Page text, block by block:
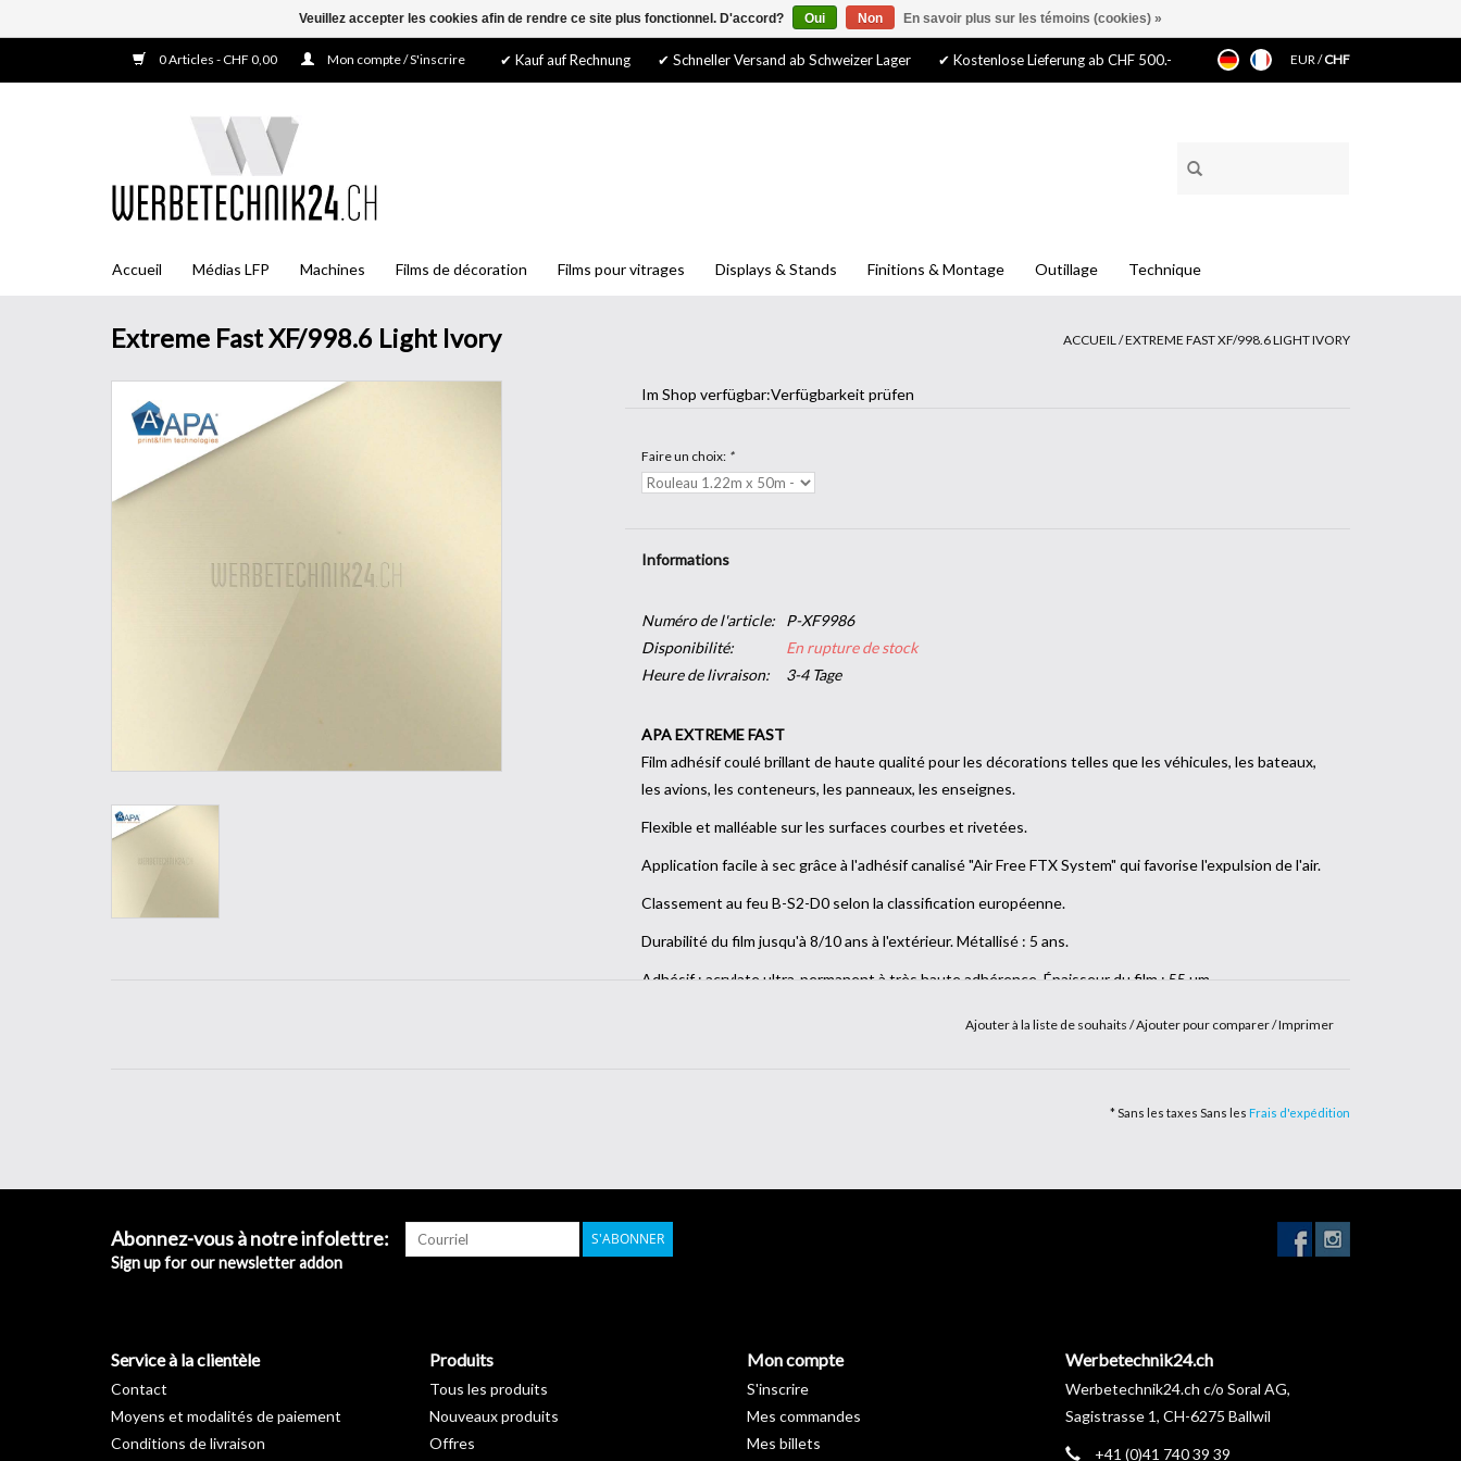
0 Articles - CHF 0,00 Mon compte / S'inscrire ✔ Kauf auf Rechnung ✔ Schneller Versand ab Schweizer Lager ✔ Kostenlose Lieferung ab CHF 500.- EUR/CHF
Accueil Médias LFP Machines Films de décoration Films pour vitrages Displays & Stands Finitions & Montage Outillage Technique
Extreme Fast XF/998.6 Light Ivory ACCUEIL/EXTREME FAST XF/998.6 LIGHT IVORY
Im Shop verfügbar:Verfügbarkeit prüfen
Faire un choix: *
Informations
Numéro de l'article:
P-XF9986
Disponibilité:
En rupture de stock
Heure de livraison:
3-4 Tage
APA EXTREME FAST
Film adhésif coulé brillant de haute qualité pour les décorations telles que les véhicules, les bateaux,
les avions, les conteneurs, les panneaux, les enseignes.
Flexible et malléable sur les surfaces courbes et rivetées.
Application facile à sec grâce à l'adhésif canalisé "Air Free FTX System" qui favorise l'expulsion de l'air.
Classement au feu B-S2-D0 selon la classification européenne.
Durabilité du film jusqu'à 8/10 ans à l'extérieur. Métallisé : 5 ans.
Adhésif : acrylate ultra-permanent à très haute adhérence. Épaisseur du film : 55 µm
Ajouter à la liste de souhaits /Ajouter pour comparer/Imprimer
* Sans les taxes Sans les Frais d'expédition
Abonnez-vous à notre infolettre:
Sign up for our newsletter addon
S'ABONNER
Service à la clientèle
Contact
Moyens et modalités de paiement
Conditions de livraison
Produits
Tous les produits
Nouveaux produits
Offres
Mon compte
S'inscrire
Mes commandes
Mes billets
Werbetechnik24.ch
Werbetechnik24.ch c/o Soral AG,
Sagistrasse 1, CH-6275 Ballwil
+41 (0)41 740 39 39
Veuillez accepter les cookies afin de rendre ce site plus fonctionnel. D'accord? Oui Non En savoir plus sur les témoins (cookies) »